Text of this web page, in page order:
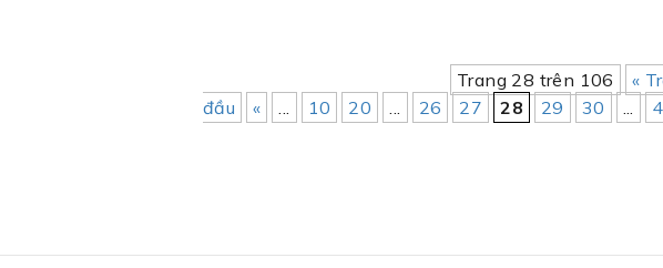
phát triển du lịch bền
vững
Trang 28 trên 106
«
đầu
« ... 10 20 ... 26 27 28 29 30 ...